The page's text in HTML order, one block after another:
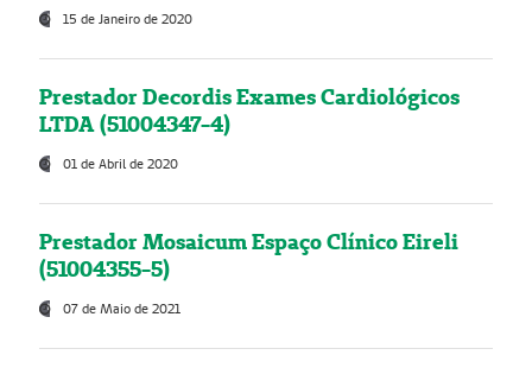
15 de Janeiro de 2020
Prestador Decordis Exames Cardiológicos
LTDA (51004347-4)
01 de Abril de 2020
Prestador Mosaicum Espaço Clínico Eireli
(51004355-5)
07 de Maio de 2021